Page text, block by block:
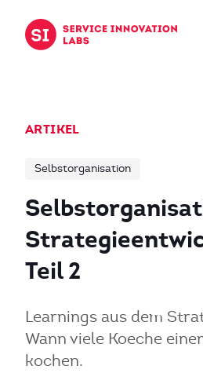
ARTIKEL
Selbstorganisation
Teil 2
Learnings aus dem
Wann viele Koeche
kochen.